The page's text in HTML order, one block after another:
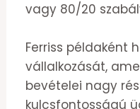
vagy 80/20
Ferriss példaként
vállalkozását,
bevételei nagy
kulcsfontosságú